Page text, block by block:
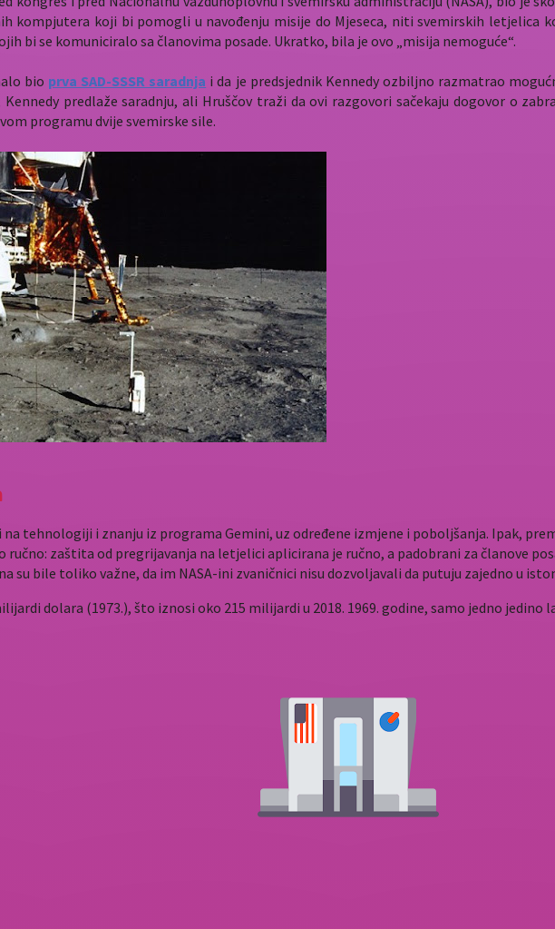
kompjutera koji bi pomogli u navođenju misije do Mjeseca, niti svemirskih letjelica
bi se komuniciralo sa članovima posade. Ukratko, bila je ovo „misija nemoguće“.
bio prva SAD-SSSR saradnja i da je predsjednik Kennedy ozbiljno razmatrao
predlaže saradnju, ali Hruščov traži da ovi razgovori sačekaju dogovor o
programu dvije svemirske sile.
tehnologiji i znanju iz programa Gemini, uz određene izmjene i poboljšanja. Ipak,
zaštita od pregrijavanja na letjelici aplicirana je ručno, a padobrani za članove
su bile toliko važne, da im NASA-ini zvaničnici nisu dozvoljavali da putuju zajedno u
dolara (1973.), što iznosi oko 215 milijardi u 2018. 1969. godine, samo jedno